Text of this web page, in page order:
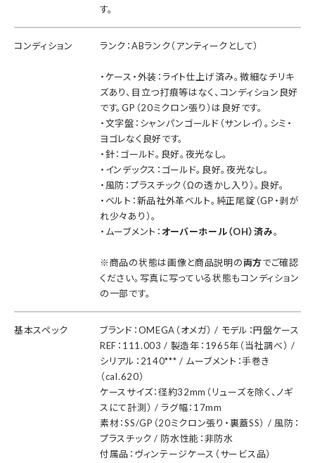
す。
コンディション ランク：ABランク（アンティークとして）
・ケース・外装：ライト仕上げ済み。微細なチリキ
ズあり、目立つ打痕等はなく、コンディション良好
です。GP（20ミクロン張り）は良好です。
・文字盤：シャンパンゴールド（サンレイ）。シミ・
ヨゴレなく良好です。
・針：ゴールド。良好。夜光なし。
・インデックス：ゴールド。良好。夜光なし。
・風防：プラスチック（Ωの透かし入り）。良好。
・ベルト：新品社外革ベルト。純正尾錠（GP・剥が
れ少々あり）。
・ムーブメント： オーバーホール（OH）済み。
※商品の状態は画像と商品説明の両方でご確認
ください。写真に写っている状態もコンディション
の一部です。
基本スペック
ブランド：OMEGA（オメガ） / モデル：円盤ケース
REF：111.003 / 製造年：1965年（当社調べ） /
シリアル：2140*** / ムーブメント：手巻き
（cal.620）
ケースサイズ：径約32mm（リューズを除く、ノギ
スにて計測） / ラグ幅：17mm
素材：SS/GP（20ミクロン張り・裏蓋SS） / 風防：
プラスチック / 防水性能：非防水
付属品：ヴィンテージケース（サービス品）